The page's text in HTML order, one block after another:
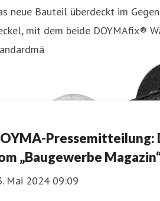
neue Bauteil überdeckt im
mit dem beide DOYMAfix®
Pressemitteilung:
„Baugewerbe
Mai 2024 09:09